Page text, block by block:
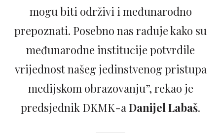
mogu biti održivi i međunarodno
prepoznati. Posebno nas raduje kako su
međunarodne institucije potvrdile
vrijednost našeg jedinstvenog pristupa
medijskom obrazovanju”, rekao je
predsjednik DKMK-a Danijel Labaš.